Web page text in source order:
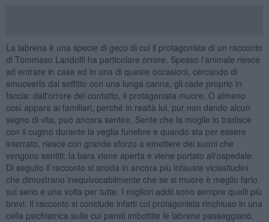
La labrena è una specie di geco di cui il protagonista di un racconto
di Tommaso Landolfi ha particolare orrore. Spesso l'animale riesce
ad entrare in casa ed in una di queste occasioni, cercando di
smuoverlo dal soffitto con una lunga canna, gli cade proprio in
faccia: dall'orrore del contatto, il protagonista muore. O almeno
così appare ai familiari, perché in realtà lui, pur non dando alcun
segno di vita, può ancora sentire. Sente che la moglie lo tradisce
con il cugino durante la veglia funebre e quando sta per essere
interrato, riesce con grande sforzo a emettere dei suoni che
vengono sentiti: la bara viene aperta e viene portato all'ospedale.
Di seguito il racconto si snoda in ancora più infauste vicissitudini
che dimostrano inequivocabilmente che se si muore è meglio farlo
sul serio e una volta per tutte. I migliori addii sono sempre quelli più
brevi. Il racconto si conclude infatti col protagonista rinchiuso in una
cella psichiatrica sulle cui pareti imbottite le labrene passeggiano.